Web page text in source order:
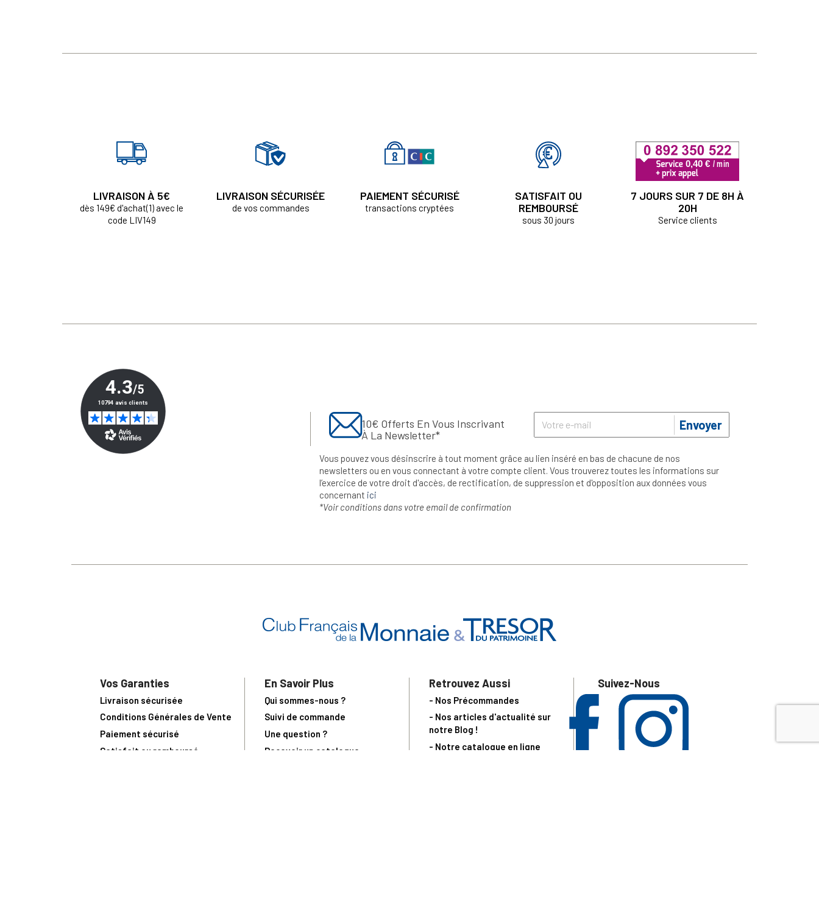
LIVRAISON À 5€
dès 149€ d'achat(1) avec le
code LIV149
LIVRAISON SÉCURISÉE
de vos commandes
PAIEMENT SÉCURISÉ
transactions cryptées
SATISFAIT OU
REMBOURSÉ
sous 30 jours
7 JOURS SUR 7 DE 8H À
20H
Service clients
10€ Offerts En Vous Inscrivant
À La Newsletter*
Envoyer
Vous pouvez vous désinscrire à tout moment grâce au lien inséré en bas de chacune de nos
newsletters ou en vous connectant à votre compte client. Vous trouverez toutes les informations sur
l’exercice de votre droit d'accès, de rectification, de suppression et d'opposition aux données vous
concernant ici
*Voir conditions dans votre email de confirmation
Vos Garanties
Livraison sécurisée
Conditions Générales de Vente
Paiement sécurisé
Satisfait ou remboursé
En Savoir Plus
Qui sommes-nous ?
Suivi de commande
Une question ?
Recevoir un catalogue
Retrouvez Aussi
- Nos Précommandes
- Nos articles d'actualité sur
notre Blog !
- Notre catalogue en ligne
Suivez-Nous